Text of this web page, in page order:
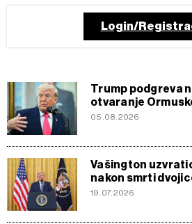
Login/
Trump podgreva
otvaranje
05.08.2026
Vašington
nakon smrti
19.07.2026